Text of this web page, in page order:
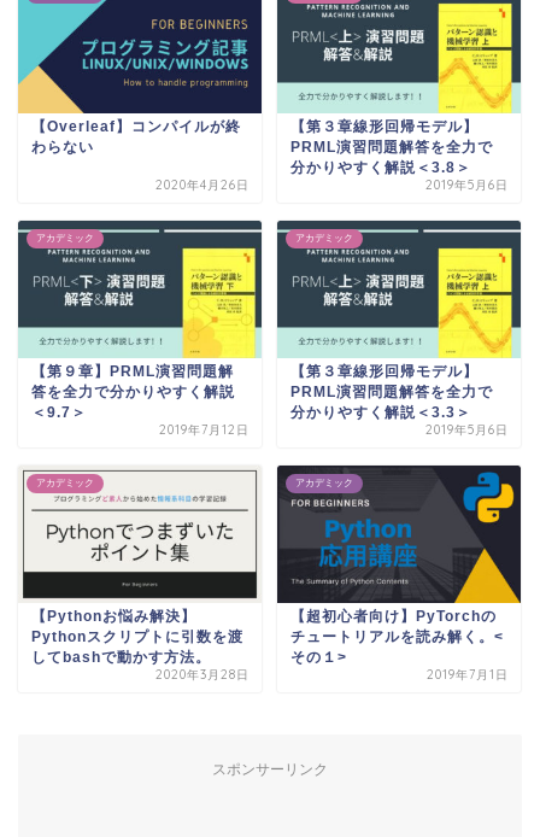
【Overleaf】コンパイルが終
わらない
2020年4月26日
【第３章線形回帰モデル】
PRML演習問題解答を全力で
分かりやすく解説＜3.8＞
2019年5月6日
アカデミック
【第９章】PRML演習問題解
答を全力で分かりやすく解説
＜9.7＞
2019年7月12日
アカデミック
【第３章線形回帰モデル】
PRML演習問題解答を全力で
分かりやすく解説＜3.3＞
2019年5月6日
アカデミック
【Pythonお悩み解決】
Pythonスクリプトに引数を渡
してbashで動かす方法。
2020年3月28日
アカデミック
【超初心者向け】PyTorchの
チュートリアルを読み解く。<
その１>
2019年7月1日
スポンサーリンク